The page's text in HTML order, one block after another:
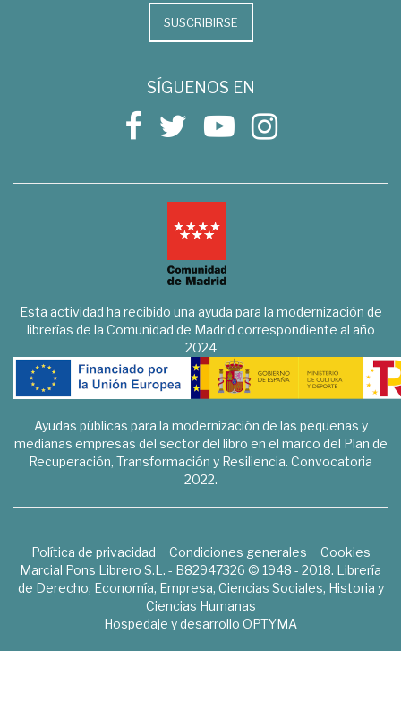
SUSCRIBIRSE
SÍGUENOS EN
Esta actividad ha recibido una ayuda para la modernización de
librerías de la Comunidad de Madrid correspondiente al año
2024
Ayudas públicas para la modernización de las pequeñas y
medianas empresas del sector del libro en el marco del Plan de
Recuperación, Transformación y Resiliencia. Convocatoria
2022.
Política de privacidad Condiciones generales
Cookies
Marcial Pons Librero S.L. - B82947326 © 1948 - 2018. Librería
de Derecho, Economía, Empresa, Ciencias Sociales, Historia y
Ciencias Humanas
Hospedaje y desarrollo OPTYMA